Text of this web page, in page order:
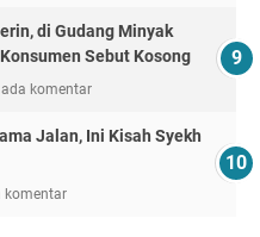
Mulai Makan Korban
Terenak di Kuningan,
ada komentar